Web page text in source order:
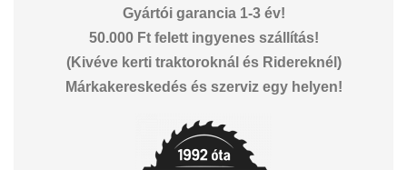
Gyártói garancia 1-3 év!
50.000 Ft felett ingyenes szállítás!
(Kivéve kerti traktoroknál és Ridereknél)
Márkakereskedés és szerviz egy helyen!